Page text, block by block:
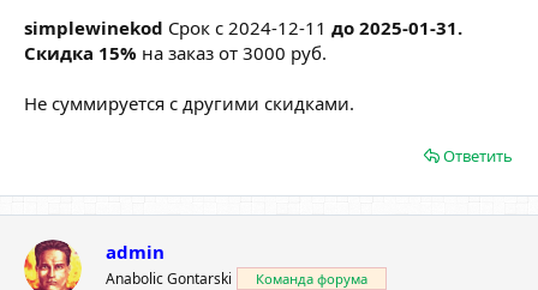
simplewinekod Срок с 2024-12-11 до 2025-01-31.
Скидка 15% на заказ от 3000 руб.
Не суммируется с другими скидками.
Ответить
admin
Anabolic Gontarski
Команда форума